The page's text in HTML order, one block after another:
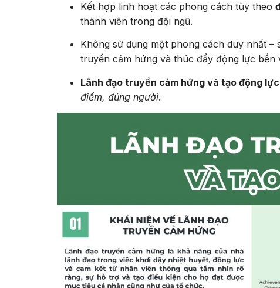
Kết hợp linh hoạt các phong cách tùy theo
thành viên trong đội ngũ.
Không sử dụng một phong cách duy nhất –
truyền cảm hứng và thúc đẩy động lực bền
Lãnh đạo truyền cảm hứng và tạo động lực
điểm, đúng người.